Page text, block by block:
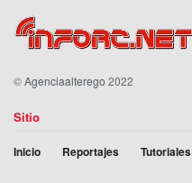
©Agenciaalterego 2022
Sitio
Inicio Reportajes Tutoriales